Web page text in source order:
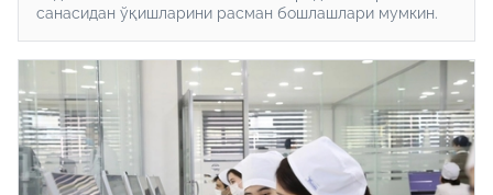
санасидан ўқишларини расман бошлашлари мумкин.